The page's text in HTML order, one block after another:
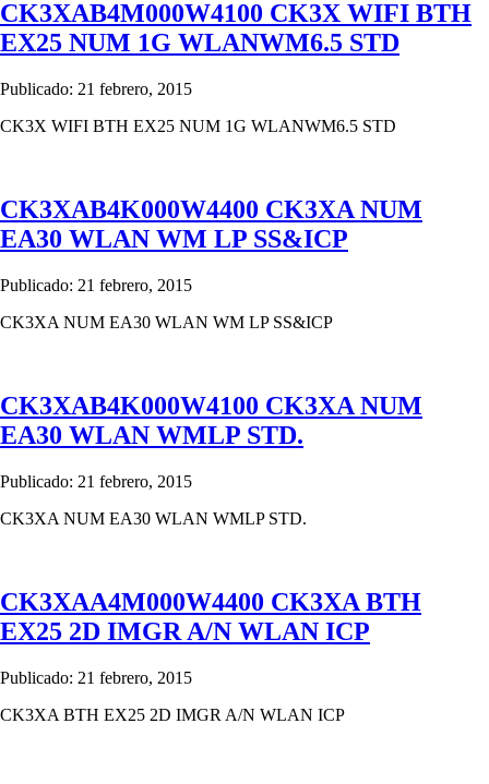
CK3XAB4M000W4100 CK3X WIFI BTH
EX25 NUM 1G WLANWM6.5 STD
Publicado: 21 febrero, 2015
CK3X WIFI BTH EX25 NUM 1G WLANWM6.5 STD
CK3XAB4K000W4400 CK3XA NUM
EA30 WLAN WM LP SS&ICP
Publicado: 21 febrero, 2015
CK3XA NUM EA30 WLAN WM LP SS&ICP
CK3XAB4K000W4100 CK3XA NUM
EA30 WLAN WMLP STD.
Publicado: 21 febrero, 2015
CK3XA NUM EA30 WLAN WMLP STD.
CK3XAA4M000W4400 CK3XA BTH
EX25 2D IMGR A/N WLAN ICP
Publicado: 21 febrero, 2015
CK3XA BTH EX25 2D IMGR A/N WLAN ICP